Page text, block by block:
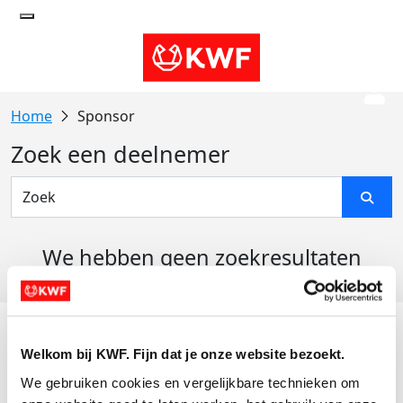
Welkom bij KWF. Fijn dat je onze website bezoekt.
We gebruiken cookies en vergelijkbare technieken om
Sponsor
Zoek een deelnemer
We hebben geen zoekresultaten
Actiematerialen
Evenementen